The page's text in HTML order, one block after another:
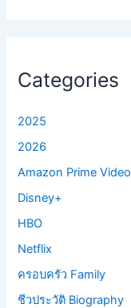
Categories
2025
2026
Amazon Prime Video
Disney+
HBO
Netflix
ครอบครัว Family
ชีวประวัติ Biography